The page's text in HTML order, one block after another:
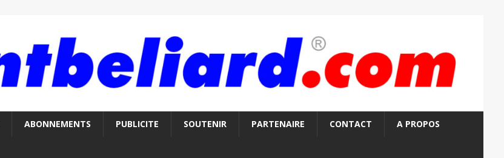
ABONNEMENTS PUBLICITE SOUTENIR PARTENAIRE CONTACT A PROPOS